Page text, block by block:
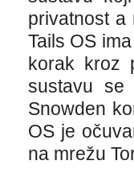
privatnost a
Tails OS
korak kroz
sustavu
Snowden
OS je
na mrežu